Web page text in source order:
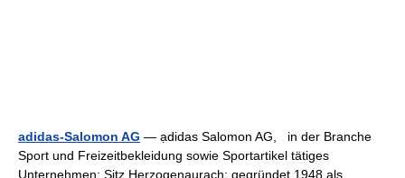
adidas-Salomon AG — ạdidas Salomon AG, in der Branche
Sport und Freizeitbekleidung sowie Sportartikel tätiges
Unternehmen; Sitz Herzogenaurach; gegründet 1948 als